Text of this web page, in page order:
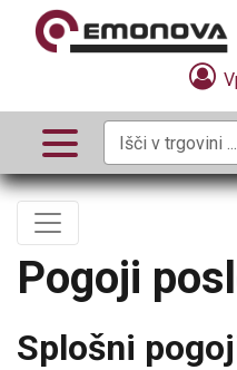
Pogoji
Splošni